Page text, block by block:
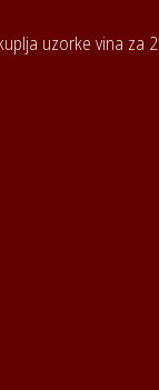
uzorke vina za